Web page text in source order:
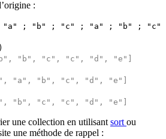
:
"a" ; "b" ; "c" ; "a" ; "b" ; "c"
"b", "c", "c", "d", "e"]
"a", "b", "c", "d", "e"]
"b", "c", "c", "d", "e"]
une collection en utilisantsort ou
une méthode de rappel :